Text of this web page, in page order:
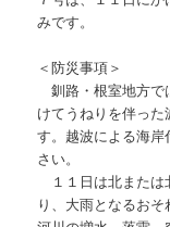
みです。
＜防災事項＞
釧路・根室地方で
けてうねりを伴っ
す。越波による海
さい。
１１日は北または
り、大雨となるおそ